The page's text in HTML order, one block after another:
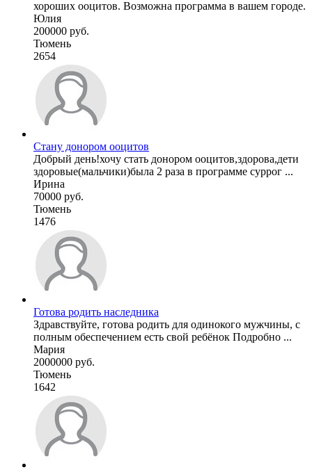
хороших ооцитов. Возможна программа в вашем городе.
Юлия
200000 руб.
Тюмень
2654
Стану донором ооцитов
Добрый день!хочу стать донором ооцитов,здорова,дети
здоровые(мальчики)была 2 раза в программе суррог ...
Ирина
70000 руб.
Тюмень
1476
Готова родить наследника
Здравствуйте, готова родить для одинокого мужчины, с
полным обеспечением есть свой ребёнок Подробно ...
Мария
2000000 руб.
Тюмень
1642